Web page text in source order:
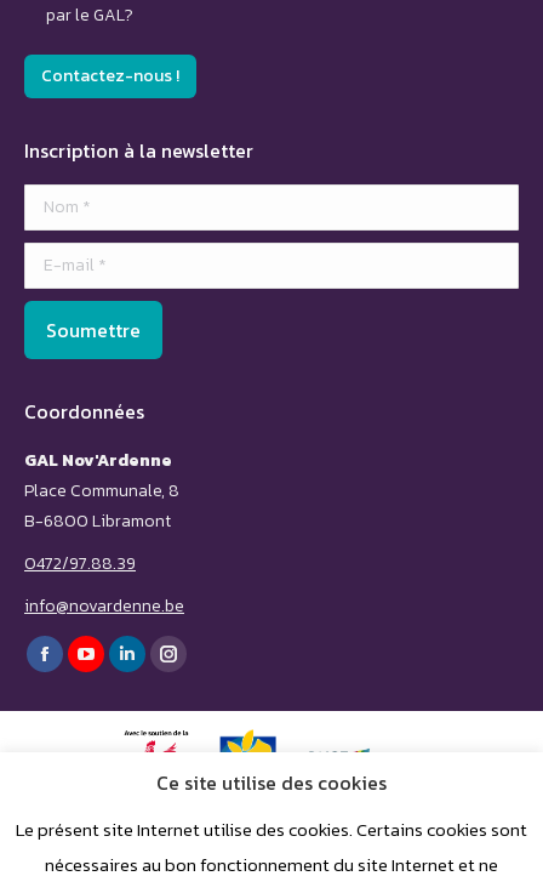
par le GAL?
Contactez-nous !
Inscription à la newsletter
Nom *
E-mail *
Soumettre
Coordonnées
GAL Nov'Ardenne
Place Communale, 8
B-6800 Libramont
0472/97.88.39
info@novardenne.be
Trouvez nous sur :
Facebook
page
YouTube
page
opens
LinkedIn
page
opens
Instagram
page
opens
in
Ce site utilise des cookies
Le présent site Internet utilise des cookies. Certains cookies sont
nécessaires au bon fonctionnement du site Internet et ne